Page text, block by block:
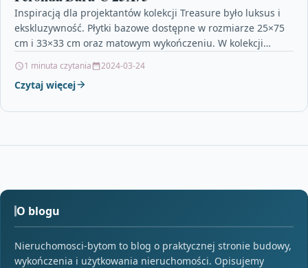
Inspiracją dla projektantów kolekcji Treasure było luksus i
ekskluzywność. Płytki bazowe dostępne w rozmiarze 25×75
cm i 33×33 cm oraz matowym wykończeniu. W kolekcji…
1 minuta czytania 2024-03-24
Czytaj więcej
O blogu
Nieruchomosci-bytom to blog o praktycznej stronie budowy,
wykończenia i użytkowania nieruchomości. Opisujemy